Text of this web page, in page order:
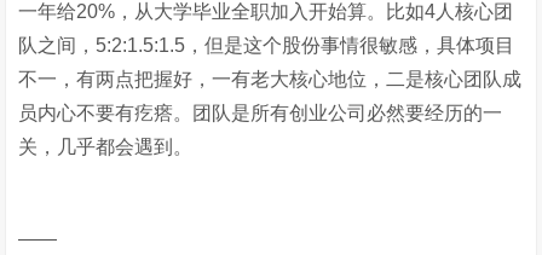
一年给20%，从大学毕业全职加入开始算。比如4人核心团
队之间，5:2:1.5:1.5，但是这个股份事情很敏感，具体项目
不一，有两点把握好，一有老大核心地位，二是核心团队成
员内心不要有疙瘩。团队是所有创业公司必然要经历的一
关，几乎都会遇到。
——